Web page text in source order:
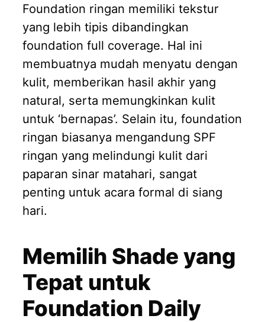
Foundation ringan memiliki tekstur
yang lebih tipis dibandingkan
foundation full coverage. Hal ini
membuatnya mudah menyatu dengan
kulit, memberikan hasil akhir yang
natural, serta memungkinkan kulit
untuk ‘bernapas’. Selain itu, foundation
ringan biasanya mengandung SPF
ringan yang melindungi kulit dari
paparan sinar matahari, sangat
penting untuk acara formal di siang
hari.
Memilih Shade yang
Tepat untuk
Foundation Daily